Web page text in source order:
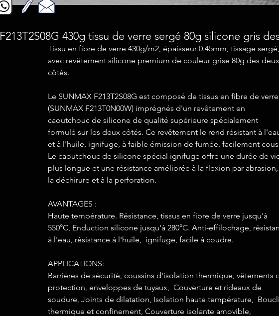
F213T2S08G 430g tissu de verre sergé 80g silicone gris
Tissu en fibre de verre 430g/m2, épaisseur 0.45mm, tissage sergé,
avec revêtement silicone premium de couleur grise 80g des deux
côtés.
Le SUNMAX F213T2S08G est composé de tissus en fibre de verre
(SUNMAX F213T0N00W) imprégnés d'un revêtement en
caoutchouc de silicone de qualité supérieure spécialement
formulé sur les deux côtés. Ce revêtement le rend résistant à
et à l'huile, ignifuge, à faible émission de fumée, facilement
Le caoutchouc de silicone spécial ignifuge offre une durée de
plus longue et une résistance améliorée à la flexion par abrasion,
la déchirure et à la perforation.
AVANTAGES :
Haute température. Résistance, tissus en fibre de verre jusqu'à
550°C, Enduction silicone jusqu'à 280°C. Anti-effilochage,
à l'eau, résistance à l'huile, ignifuge, facile à coudre.
APPLICATIONS:
Barrières de sécurité, coussins d'isolation thermique, vêtements
protection, enveloppes de tuyaux, Couverture et rideaux de
soudure, Joints de dilatation, Isolation haute température,
thermique et confinement, Couverture isolante amovible,